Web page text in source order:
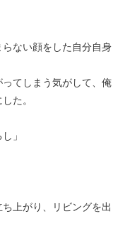
ない顔をした自分自身
てしまう気がして、俺
た。
」
上がり、リビングを出